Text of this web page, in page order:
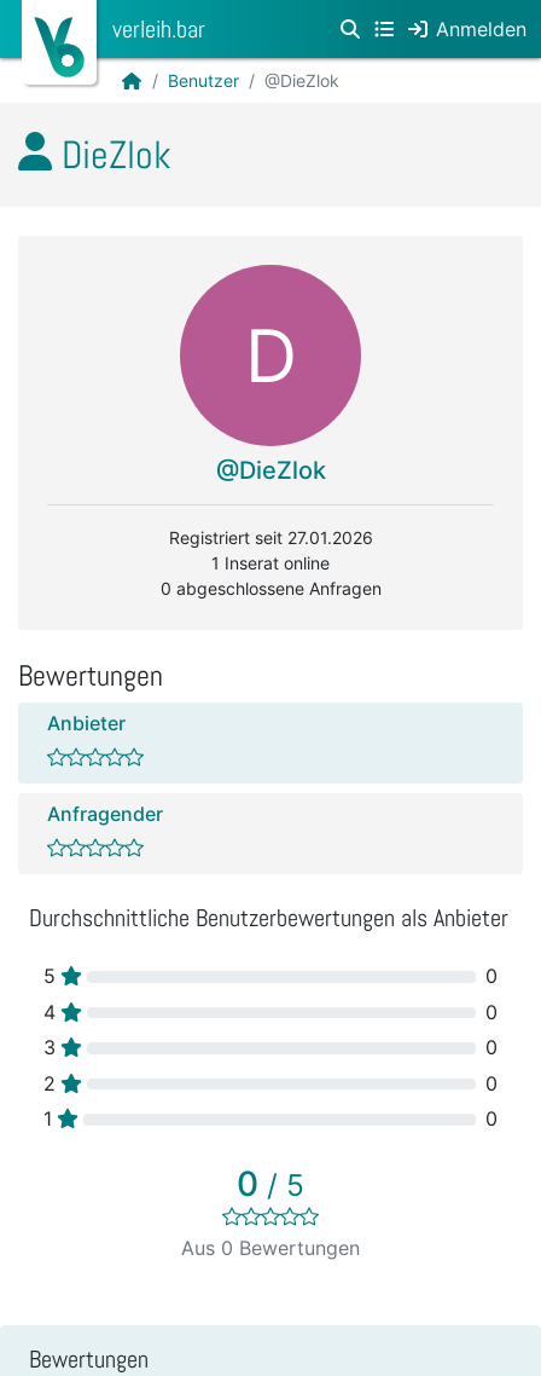
verleih.bar Anmelden
Benutzer @DieZlok
DieZlok
D
@DieZlok
Registriert seit 27.01.2026
1 Inserat online
0 abgeschlossene Anfragen
Bewertungen
Anbieter
Anfragender
Durchschnittliche Benutzerbewertungen als Anbieter
5
0
4
0
3
0
2
0
1
0
0 / 5
Aus 0 Bewertungen
Bewertungen